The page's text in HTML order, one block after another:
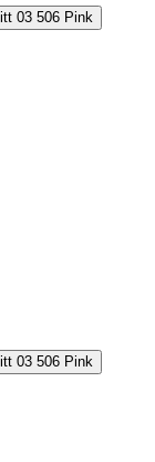
506 Pink
506 Pink